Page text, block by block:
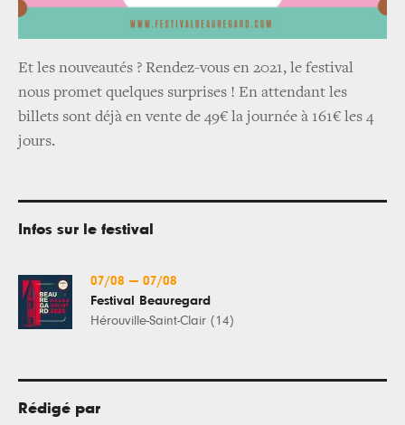
Et les nouveautés ? Rendez-vous en 2021, le festival
nous promet quelques surprises ! En attendant les
billets sont déjà en vente de 49€ la journée à 161€ les 4
jours.
Infos sur le festival
07/08 — 07/08
Festival Beauregard
Hérouville-Saint-Clair (14)
Rédigé par